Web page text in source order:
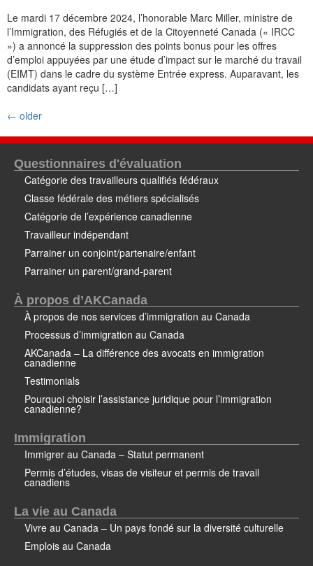
Le mardi 17 décembre 2024, l’honorable Marc Miller, ministre de
l’Immigration, des Réfugiés et de la Citoyenneté Canada (« IRCC
») a annoncé la suppression des points bonus pour les offres
d’emploi appuyées par une étude d’impact sur le marché du travail
(EIMT) dans le cadre du système Entrée express. Auparavant, les
candidats ayant reçu […]
← older
Questionnaires d'évaluation
Catégorie des travailleurs qualifiés fédéraux
Classe fédérale des métiers spécialisés
Catégorie de l’expérience canadienne
Travailleur indépendant
Parrainer un conjoint/partenaire/enfant
Parrainer un parent/grand-parent
À propos d’AKCanada
À propos de nos services d’immigration au Canada
Processus d’immigration au Canada
AKCanada – La différence des avocats en immigration
canadienne
Testimonials
Pourquoi choisir l’assistance juridique pour l’immigration
canadienne?
Immigration
Immigrer au Canada – Statut permanent
Permis d’études, visas de visiteur et permis de travail
canadiens
La vie au Canada
Vivre au Canada – Un pays fondé sur la diversité culturelle
Emplois au Canada